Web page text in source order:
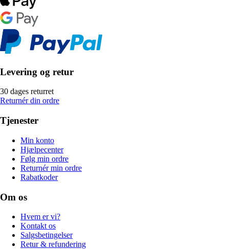
Levering og retur
30 dages returret
Returnér din ordre
Tjenester
Min konto
Hjælpecenter
Følg min ordre
Returnér min ordre
Rabatkoder
Om os
Hvem er vi?
Kontakt os
Salgsbetingelser
Retur & refundering